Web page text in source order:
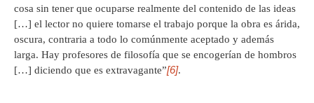
cosa sin tener que ocuparse realmente del contenido de las ideas
[…] el lector no quiere tomarse el trabajo porque la obra es árida,
oscura, contraria a todo lo comúnmente aceptado y además
larga. Hay profesores de filosofía que se encogerían de hombros
[…] diciendo que es extravagante”[6].